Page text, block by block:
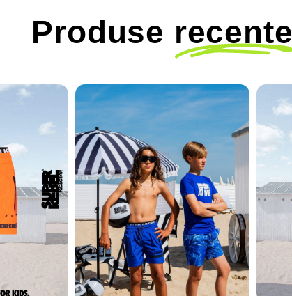
Produse recente